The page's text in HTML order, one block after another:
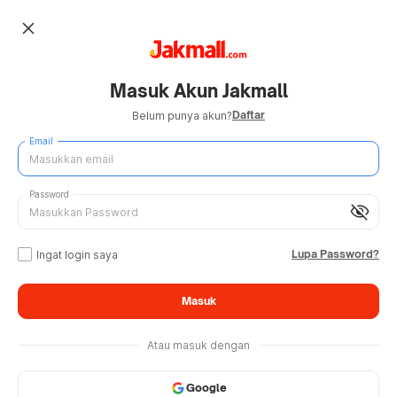
close
Masuk Akun Jakmall
Belum punya akun?Daftar
Email
visibility_off
Password
Ingat login saya Lupa Password?
Masuk
Atau masuk dengan
Google